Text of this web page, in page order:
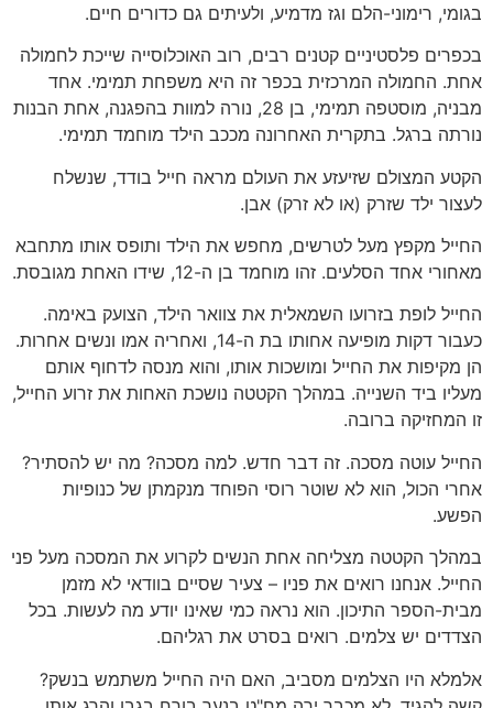
בגומי, רימוני-הלם וגז מדמיע, ולעיתים גם כדורים חיים.
בכפרים פלסטיניים קטנים רבים, רוב האוכלוסייה שייכת לחמולה
אחת. החמולה המרכזית בכפר זה היא משפחת תמימי. אחד
מבניה, מוסטפה תמימי, בן 28, נורה למוות בהפגנה, אחת הבנות
נורתה ברגל. בתקרית האחרונה מככב הילד מוחמד תמימי.
הקטע המצולם שזיעזע את העולם מראה חייל בודד, שנשלח
לעצור ילד שזרק (או לא זרק) אבן.
החייל מקפץ מעל לטרשים, מחפש את הילד ותופס אותו מתחבא
מאחורי אחד הסלעים. זהו מוחמד בן ה-12, שידו האחת מגובסת.
החייל לופת בזרועו השמאלית את צוואר הילד, הצועק באימה.
כעבור דקות מופיעה אחותו בת ה-14, ואחריה אמו ונשים אחרות.
הן מקיפות את החייל ומושכות אותו, והוא מנסה לדחוף אותם
מעליו ביד השנייה. במהלך הקטטה נושכת האחות את זרוע החייל,
זו המחזיקה ברובה.
החייל עוטה מסכה. זה דבר חדש. למה מסכה? מה יש להסתיר?
אחרי הכול, הוא לא שוטר רוסי הפוחד מנקמתן של כנופיות
הפשע.
במהלך הקטטה מצליחה אחת הנשים לקרוע את המסכה מעל פני
החייל. אנחנו רואים את פניו – צעיר שסיים בוודאי לא מזמן
מבית-הספר התיכון. הוא נראה כמי שאינו יודע מה לעשות. בכל
הצדדים יש צלמים. רואים בסרט את רגליהם.
אלמלא היו הצלמים מסביב, האם היה החייל משתמש בנשק?